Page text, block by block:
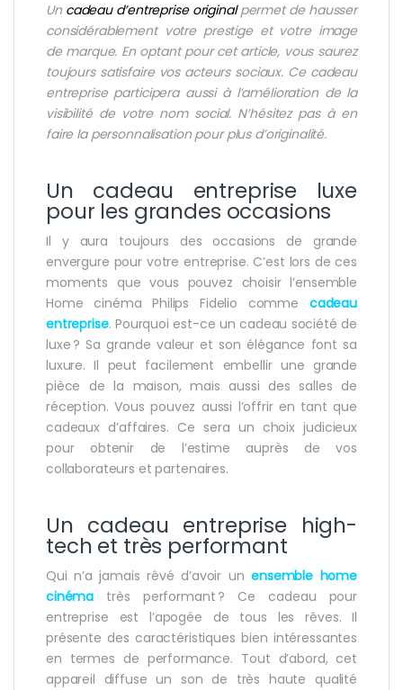
Un cadeau d’entreprise originalpermet de hausser
considérablement votre prestige et votre image
de marque. En optant pour cet article, vous saurez
toujours satisfaire vos acteurs sociaux. Ce cadeau
entreprise participera aussi à l’amélioration de la
visibilité de votre nom social. N’hésitez pas à en
faire la personnalisation pour plus d’originalité.
Un cadeau entreprise luxe
pour les grandes occasions
Il y aura toujours des occasions de grande
envergure pour votre entreprise. C’est lors de ces
moments que vous pouvez choisir l’ensemble
Home cinéma Philips Fidelio comme cadeau
entreprise. Pourquoi est-ce un cadeau société de
luxe ? Sa grande valeur et son élégance font sa
luxure. Il peut facilement embellir une grande
pièce de la maison, mais aussi des salles de
réception. Vous pouvez aussi l’offrir en tant que
cadeaux d’affaires. Ce sera un choix judicieux
pour obtenir de l’estime auprès de vos
collaborateurs et partenaires.
Un cadeau entreprise high-
tech et très performant
Qui n’a jamais rêvé d’avoir unensemble home
cinéma
très performant ? Ce cadeau pour
entreprise est l’apogée de tous les rêves. Il
présente des caractéristiques bien intéressantes
en termes de performance. Tout d’abord, cet
appareil diffuse un son de très haute qualité